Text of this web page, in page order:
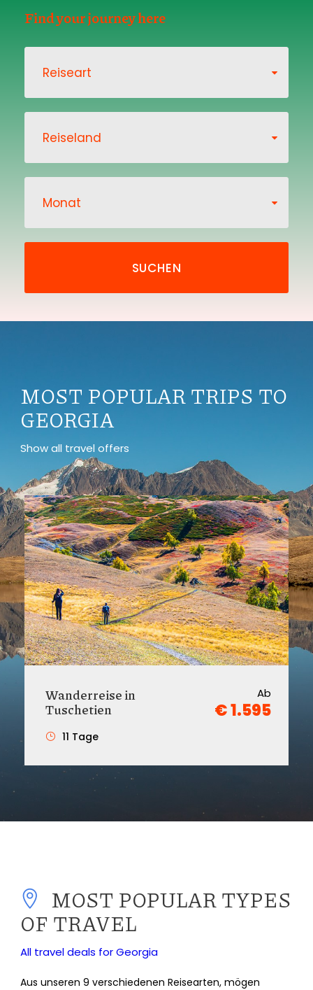
Find your journey here
MOST POPULAR TRIPS TO
GEORGIA
Show all travel offers
Wanderreise in
Tuschetien
Ab
€ 1.595
11 Tage
MOST POPULAR TYPES
OF TRAVEL
All travel deals for Georgia
Aus unseren 9 verschiedenen Reisearten, mögen